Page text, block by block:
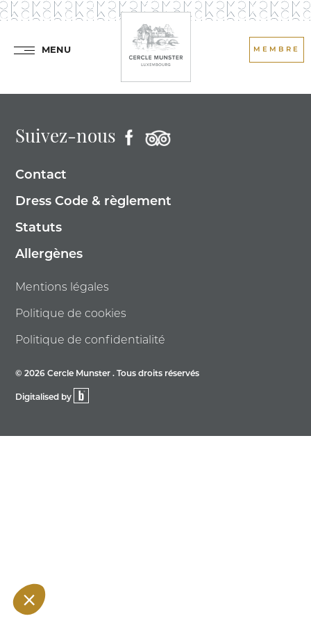
MENU MEMBRE
Suivez-nous
Contact
Dress Code & règlement
Statuts
Allergènes
Mentions légales
Politique de cookies
Politique de confidentialité
© 2026 Cercle Munster . Tous droits réservés
Digitalised by